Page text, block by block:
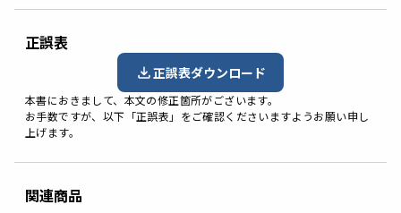
正誤表
正誤表ダウンロード
本書におきまして、本文の修正箇所がございます。
お手数ですが、以下「正誤表」をご確認くださいますようお願い申し
上げます。
関連商品